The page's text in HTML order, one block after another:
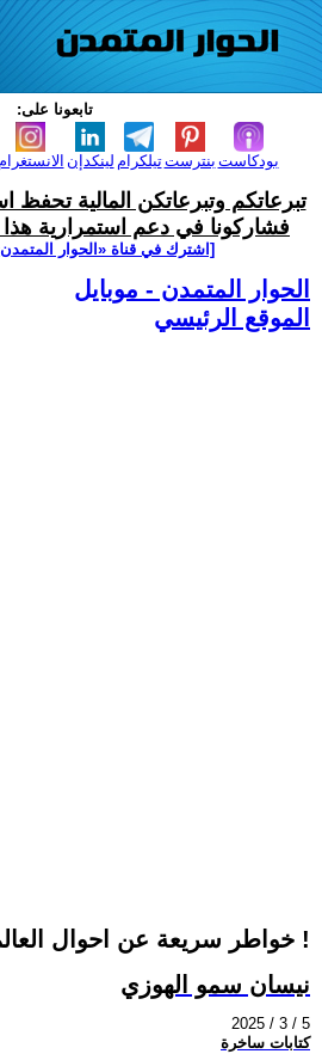
تابعونا على:
الانستغرام لينكدإن تيلكرامبنترست بودكاست
تبرعاتكم وتبرعاتكن المالية تحفظ
فشاركونا في دعم استمرارية هذا
[اشترك في قناة ‫«الحوار
الحوار المتمدن - موبايل
الموقع الرئيسي
خواطر سريعة عن احوال العالم السريع !
نيسان سمو الهوزي
2025 / 3 / 5
كتابات ساخرة